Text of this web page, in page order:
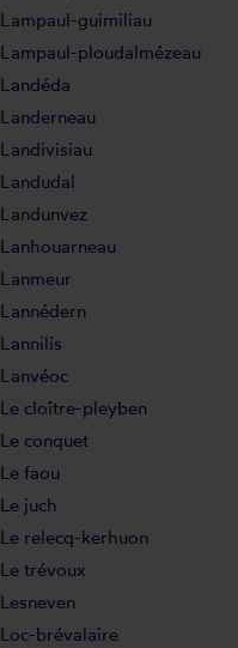
Lampaul-guimiliau
Lampaul-ploudalmézeau
Landéda
Landerneau
Landivisiau
Landudal
Landunvez
Lanhouarneau
Lanmeur
Lannédern
Lannilis
Lanvéoc
Le cloître-pleyben
Le conquet
Le faou
Le juch
Le relecq-kerhuon
Le trévoux
Lesneven
Loc-brévalaire